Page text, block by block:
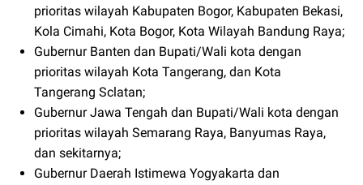
prioritas wilayah Kabupaten Bogor, Kabupaten Bekasi,
Kola Cimahi, Kota Bogor, Kota Wilayah Bandung Raya;
Gubernur Banten dan Bupati/Wali kota dengan
prioritas wilayah Kota Tangerang, dan Kota
Tangerang Sclatan;
Gubernur Jawa Tengah dan Bupati/Wali kota dengan
prioritas wilayah Semarang Raya, Banyumas Raya,
dan sekitarnya;
Gubernur Daerah Istimewa Yogyakarta dan